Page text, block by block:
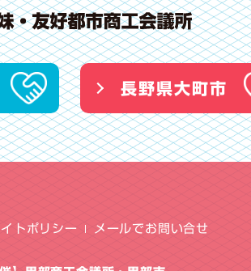
長野県大町市
トポリシー メールでお問い合せ